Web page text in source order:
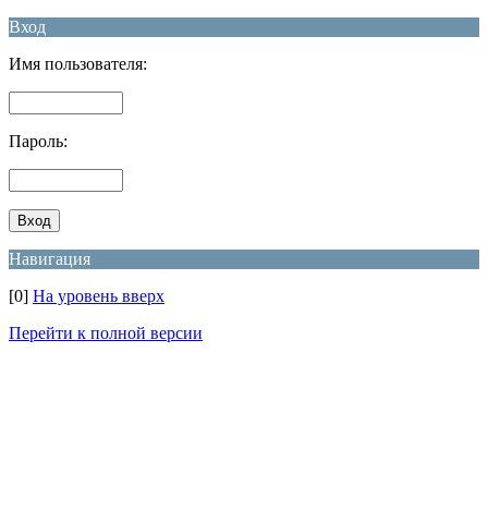
Вход
Имя пользователя:
Пароль:
Навигация
[0] На уровень вверх
Перейти к полной версии